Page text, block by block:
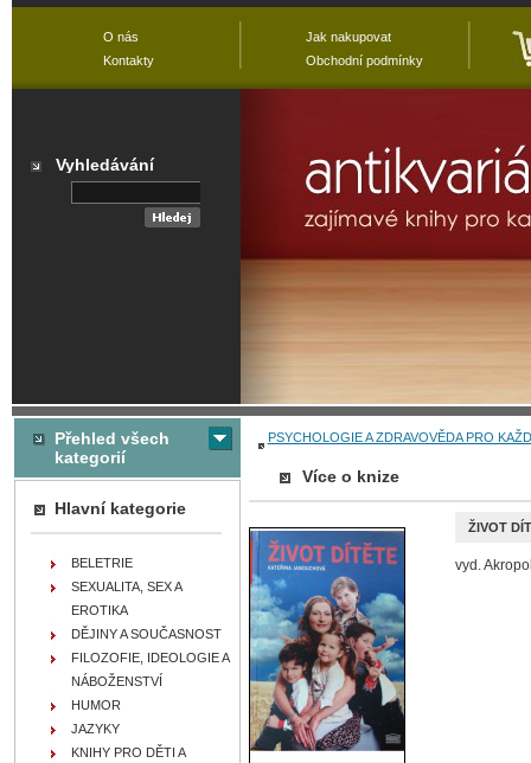
PSYCHOLOGIE A ZDRAVOVĚDA PRO
Více o knize
ŽIVOT
vyd.
Přehled všech
kategorií
Hlavní kategorie
BELETRIE
SEXUALITA, SEX A
EROTIKA
DĚJINY A SOUČASNOST
FILOZOFIE, IDEOLOGIE A
NÁBOŽENSTVÍ
HUMOR
JAZYKY
KNIHY PRO DĚTI A
O nás
Kontakty
Jak nakupovat
Obchodní podmínky
Vyhledávání